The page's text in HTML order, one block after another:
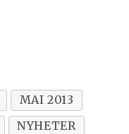
MAI 2013
NYHETER